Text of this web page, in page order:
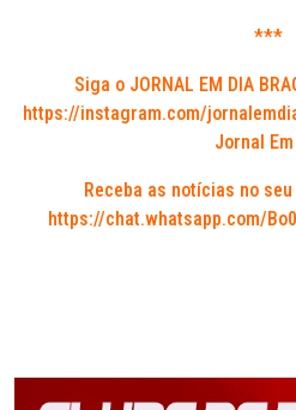
***
Siga o JORNAL EM DIA
https://instagram.com/
Jornal
Receba as notícias no
https://chat.whatsapp.com/